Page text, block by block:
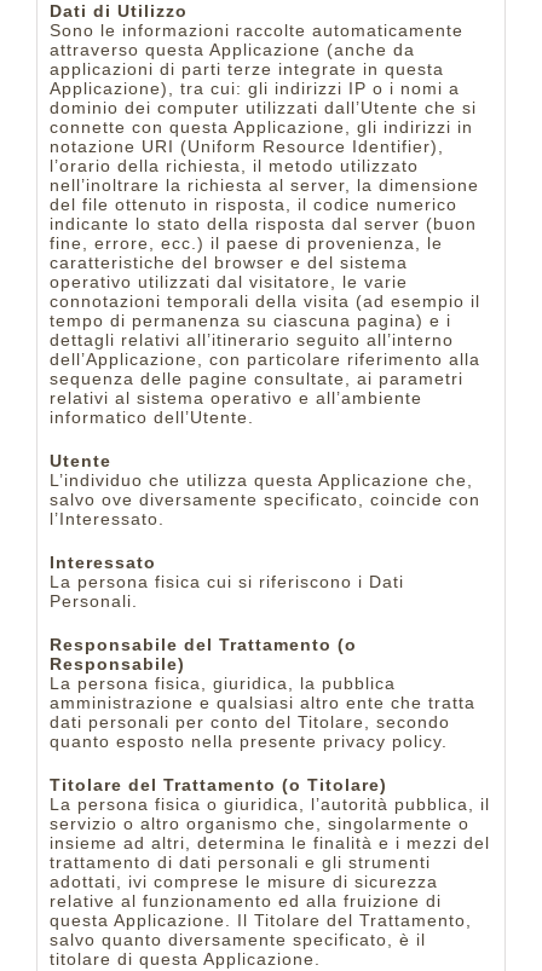
Dati di Utilizzo
Sono le informazioni raccolte automaticamente
attraverso questa Applicazione (anche da
applicazioni di parti terze integrate in questa
Applicazione), tra cui: gli indirizzi IP o i nomi a
dominio dei computer utilizzati dall’Utente che si
connette con questa Applicazione, gli indirizzi in
notazione URI (Uniform Resource Identifier),
l’orario della richiesta, il metodo utilizzato
nell’inoltrare la richiesta al server, la dimensione
del file ottenuto in risposta, il codice numerico
indicante lo stato della risposta dal server (buon
fine, errore, ecc.) il paese di provenienza, le
caratteristiche del browser e del sistema
operativo utilizzati dal visitatore, le varie
connotazioni temporali della visita (ad esempio il
tempo di permanenza su ciascuna pagina) e i
dettagli relativi all’itinerario seguito all’interno
dell’Applicazione, con particolare riferimento alla
sequenza delle pagine consultate, ai parametri
relativi al sistema operativo e all’ambiente
informatico dell’Utente.
Utente
L’individuo che utilizza questa Applicazione che,
salvo ove diversamente specificato, coincide con
l’Interessato.
Interessato
La persona fisica cui si riferiscono i Dati
Personali.
Responsabile del Trattamento (o
Responsabile)
La persona fisica, giuridica, la pubblica
amministrazione e qualsiasi altro ente che tratta
dati personali per conto del Titolare, secondo
quanto esposto nella presente privacy policy.
Titolare del Trattamento (o Titolare)
La persona fisica o giuridica, l’autorità pubblica, il
servizio o altro organismo che, singolarmente o
insieme ad altri, determina le finalità e i mezzi del
trattamento di dati personali e gli strumenti
adottati, ivi comprese le misure di sicurezza
relative al funzionamento ed alla fruizione di
questa Applicazione. Il Titolare del Trattamento,
salvo quanto diversamente specificato, è il
titolare di questa Applicazione.